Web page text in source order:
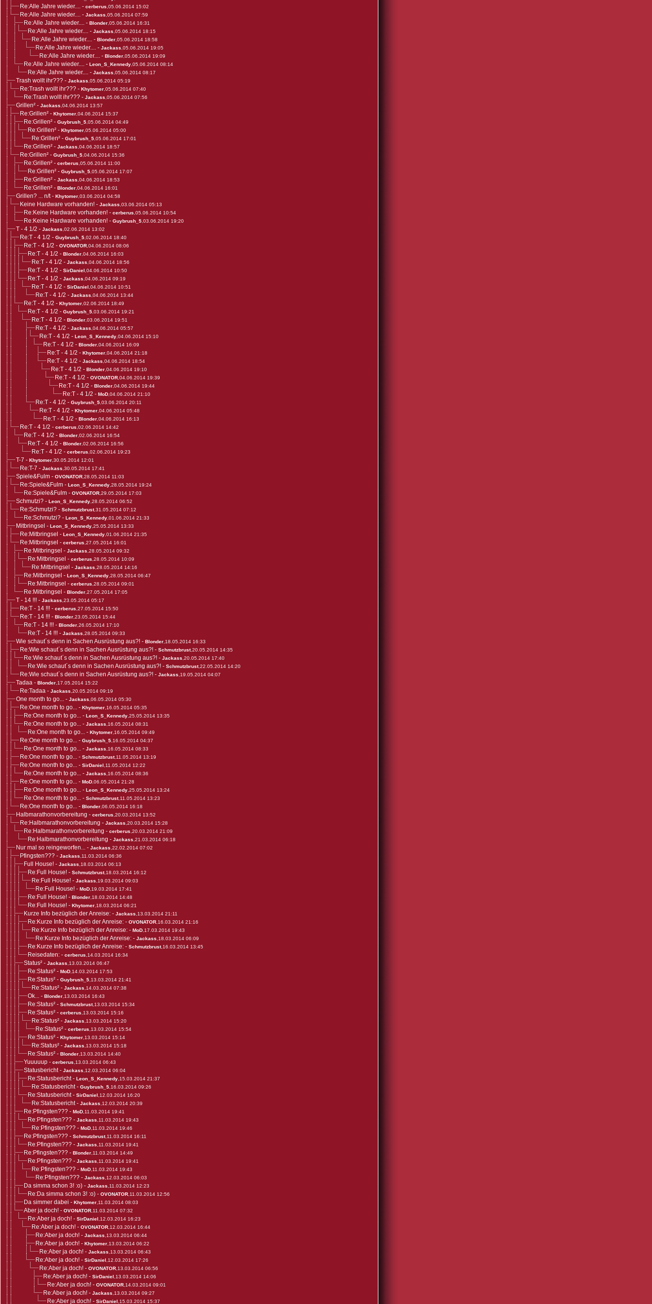
Re:Alle Jahre wieder.... - cerberus ,05.06.2014 15:02
Re:Alle Jahre wieder.... - Jackass ,05.06.2014 07:59
Re:Alle Jahre wieder.... - Blonder ,05.06.2014 16:31
Re:Alle Jahre wieder.... - Jackass ,05.06.2014 18:15
Re:Alle Jahre wieder.... - Blonder ,05.06.2014 18:58
Re:Alle Jahre wieder.... - Jackass ,05.06.2014 19:05
Re:Alle Jahre wieder.... - Blonder ,05.06.2014 19:09
Re:Alle Jahre wieder.... - Leon_S_Kennedy ,05.06.2014 08:14
Re:Alle Jahre wieder.... - Jackass ,05.06.2014 08:17
Trash wollt ihr??? - Jackass ,05.06.2014 05:19
Re:Trash wollt ihr??? - Khytomer ,05.06.2014 07:40
Re:Trash wollt ihr??? - Jackass ,05.06.2014 07:56
Grillen² - Jackass ,04.06.2014 13:57
Re:Grillen² - Khytomer ,04.06.2014 15:37
Re:Grillen² - Guybrush_5 ,05.06.2014 04:49
Re:Grillen² - Khytomer ,05.06.2014 05:00
Re:Grillen² - Guybrush_5 ,05.06.2014 17:01
Re:Grillen² - Jackass ,04.06.2014 18:57
Re:Grillen² - Guybrush_5 ,04.06.2014 15:36
Re:Grillen² - cerberus ,05.06.2014 11:00
Re:Grillen² - Guybrush_5 ,05.06.2014 17:07
Re:Grillen² - Jackass ,04.06.2014 18:53
Re:Grillen² - Blonder ,04.06.2014 16:01
Grillen? ... n/t- Khytomer ,03.06.2014 04:58
Keine Hardware vorhanden! - Jackass ,03.06.2014 05:13
Re:Keine Hardware vorhanden! - cerberus ,05.06.2014 10:54
Re:Keine Hardware vorhanden! - Guybrush_5 ,03.06.2014 19:20
T - 4 1/2 - Jackass ,02.06.2014 13:02
Re:T - 4 1/2 - Guybrush_5 ,02.06.2014 18:40
Re:T - 4 1/2 - OVONATOR ,04.06.2014 08:06
Re:T - 4 1/2 - Blonder ,04.06.2014 16:03
Re:T - 4 1/2 - Jackass ,04.06.2014 18:56
Re:T - 4 1/2 - SirDaniel ,04.06.2014 10:50
Re:T - 4 1/2 - Jackass ,04.06.2014 09:19
Re:T - 4 1/2 - SirDaniel ,04.06.2014 10:51
Re:T - 4 1/2 - Jackass ,04.06.2014 13:44
Re:T - 4 1/2 - Khytomer ,02.06.2014 18:49
Re:T - 4 1/2 - Guybrush_5 ,03.06.2014 19:21
Re:T - 4 1/2 - Blonder ,03.06.2014 19:51
Re:T - 4 1/2 - Jackass ,04.06.2014 05:57
Re:T - 4 1/2 - Leon_S_Kennedy ,04.06.2014 15:10
Re:T - 4 1/2 - Blonder ,04.06.2014 16:09
Re:T - 4 1/2 - Khytomer ,04.06.2014 21:18
Re:T - 4 1/2 - Jackass ,04.06.2014 18:54
Re:T - 4 1/2 - Blonder ,04.06.2014 19:10
Re:T - 4 1/2 - OVONATOR ,04.06.2014 19:39
Re:T - 4 1/2 - Blonder ,04.06.2014 19:44
Re:T - 4 1/2 - MoD ,04.06.2014 21:10
Re:T - 4 1/2 - Guybrush_5 ,03.06.2014 20:11
Re:T - 4 1/2 - Khytomer ,04.06.2014 05:48
Re:T - 4 1/2 - Blonder ,04.06.2014 16:13
Re:T - 4 1/2 - cerberus ,02.06.2014 14:42
Re:T - 4 1/2 - Blonder ,02.06.2014 16:54
Re:T - 4 1/2 - Blonder ,02.06.2014 16:56
Re:T - 4 1/2 - cerberus ,02.06.2014 19:23
T-7 - Khytomer ,30.05.2014 12:01
Re:T-7 - Jackass ,30.05.2014 17:41
Spiele&Fulm - OVONATOR ,28.05.2014 11:03
Re:Spiele&Fulm - Leon_S_Kennedy ,28.05.2014 19:24
Re:Spiele&Fulm - OVONATOR ,29.05.2014 17:03
Schmutzi? - Leon_S_Kennedy ,28.05.2014 06:52
Re:Schmutzi? - Schmutzbrust,31.05.2014 07:12
Re:Schmutzi? - Leon_S_Kennedy ,01.06.2014 21:33
Mitbringsel - Leon_S_Kennedy ,25.05.2014 13:33
Re:Mitbringsel - Leon_S_Kennedy ,01.06.2014 21:35
Re:Mitbringsel - cerberus ,27.05.2014 16:01
Re:Mitbringsel - Jackass ,28.05.2014 09:32
Re:Mitbringsel - cerberus ,28.05.2014 10:09
Re:Mitbringsel - Jackass ,28.05.2014 14:16
Re:Mitbringsel - Leon_S_Kennedy ,28.05.2014 06:47
Re:Mitbringsel - cerberus ,28.05.2014 09:01
Re:Mitbringsel - Blonder ,27.05.2014 17:05
T - 14 !!! - Jackass ,23.05.2014 05:17
Re:T - 14 !!! - cerberus ,27.05.2014 15:50
Re:T - 14 !!! - Blonder ,23.05.2014 15:44
Re:T - 14 !!! - Blonder ,26.05.2014 17:10
Re:T - 14 !!! - Jackass ,28.05.2014 09:33
Wie schaut´s denn in Sachen Ausrüstung aus?! - Blonder ,18.05.2014 16:33
Re:Wie schaut´s denn in Sachen Ausrüstung aus?! - Schmutzbrust,20.05.2014 14:35
Re:Wie schaut´s denn in Sachen Ausrüstung aus?! - Jackass ,20.05.2014 17:40
Re:Wie schaut´s denn in Sachen Ausrüstung aus?! - Schmutzbrust,22.05.2014 14:20
Re:Wie schaut´s denn in Sachen Ausrüstung aus?! - Jackass ,19.05.2014 04:07
Tadaa - Blonder ,17.05.2014 15:22
Re:Tadaa - Jackass ,20.05.2014 09:19
One month to go... - Jackass ,06.05.2014 05:30
Re:One month to go... - Khytomer ,16.05.2014 05:35
Re:One month to go... - Leon_S_Kennedy ,25.05.2014 13:35
Re:One month to go... - Jackass ,16.05.2014 08:31
Re:One month to go... - Khytomer ,16.05.2014 09:49
Re:One month to go... - Guybrush_5 ,16.05.2014 04:37
Re:One month to go... - Jackass ,16.05.2014 08:33
Re:One month to go... - Schmutzbrust,11.05.2014 13:19
Re:One month to go... - SirDaniel ,11.05.2014 12:22
Re:One month to go... - Jackass ,16.05.2014 08:36
Re:One month to go... - MoD ,06.05.2014 21:28
Re:One month to go... - Leon_S_Kennedy ,25.05.2014 13:24
Re:One month to go... - Schmutzbrust,11.05.2014 13:23
Re:One month to go... - Blonder ,06.05.2014 16:18
Halbmarathonvorbereitung - cerberus ,20.03.2014 13:52
Re:Halbmarathonvorbereitung - Jackass ,20.03.2014 15:28
Re:Halbmarathonvorbereitung - cerberus ,20.03.2014 21:09
Re:Halbmarathonvorbereitung - Jackass ,21.03.2014 06:18
Nur mal so reingeworfen... - Jackass ,22.02.2014 07:02
Pfingsten??? - Jackass ,11.03.2014 06:36
Full House! - Jackass ,18.03.2014 06:13
Re:Full House! - Schmutzbrust,18.03.2014 16:12
Re:Full House! - Jackass ,19.03.2014 09:03
Re:Full House! - MoD ,19.03.2014 17:41
Re:Full House! - Blonder ,18.03.2014 14:48
Re:Full House! - Khytomer ,18.03.2014 06:21
Kurze Info bezüglich der Anreise: - Jackass ,13.03.2014 21:11
Re:Kurze Info bezüglich der Anreise: - OVONATOR ,16.03.2014 21:16
Re:Kurze Info bezüglich der Anreise: - MoD ,17.03.2014 19:43
Re:Kurze Info bezüglich der Anreise: - Jackass ,18.03.2014 06:09
Re:Kurze Info bezüglich der Anreise: - Schmutzbrust,16.03.2014 13:45
Reisedaten: - cerberus ,14.03.2014 16:34
Status² - Jackass ,13.03.2014 06:47
Re:Status² - MoD ,14.03.2014 17:53
Re:Status² - Guybrush_5 ,13.03.2014 21:41
Re:Status² - Jackass ,14.03.2014 07:38
Ok... - Blonder ,13.03.2014 16:43
Re:Status² - Schmutzbrust,13.03.2014 15:34
Re:Status² - cerberus ,13.03.2014 15:16
Re:Status² - Jackass ,13.03.2014 15:20
Re:Status² - cerberus ,13.03.2014 15:54
Re:Status² - Khytomer ,13.03.2014 15:14
Re:Status² - Jackass ,13.03.2014 15:18
Re:Status² - Blonder ,13.03.2014 14:40
Yuuuuup - cerberus ,13.03.2014 06:43
Statusbericht- Jackass ,12.03.2014 06:04
Re:Statusbericht- Leon_S_Kennedy ,15.03.2014 21:37
Re:Statusbericht- Guybrush_5 ,16.03.2014 09:26
Re:Statusbericht- SirDaniel ,12.03.2014 16:20
Re:Statusbericht- Jackass ,12.03.2014 20:39
Re:Pfingsten??? - MoD ,11.03.2014 19:41
Re:Pfingsten??? - Jackass ,11.03.2014 19:43
Re:Pfingsten??? - MoD ,11.03.2014 19:46
Re:Pfingsten??? - Schmutzbrust,11.03.2014 16:11
Re:Pfingsten??? - Jackass ,11.03.2014 19:41
Re:Pfingsten??? - Blonder ,11.03.2014 14:49
Re:Pfingsten??? - Jackass ,11.03.2014 19:41
Re:Pfingsten??? - MoD ,11.03.2014 19:43
Re:Pfingsten??? - Jackass ,12.03.2014 06:03
Da simma schon 3! :o) - Jackass ,11.03.2014 12:23
Re:Da simma schon 3! :o) - OVONATOR ,11.03.2014 12:56
Da simmer dabei - Khytomer ,11.03.2014 08:03
Aber ja doch! - OVONATOR ,11.03.2014 07:32
Re:Aber ja doch! - SirDaniel ,12.03.2014 16:23
Re:Aber ja doch! - OVONATOR ,12.03.2014 16:44
Re:Aber ja doch! - Jackass ,13.03.2014 06:44
Re:Aber ja doch! - Khytomer ,13.03.2014 06:22
Re:Aber ja doch! - Jackass ,13.03.2014 06:43
Re:Aber ja doch! - SirDaniel ,12.03.2014 17:26
Re:Aber ja doch! - OVONATOR ,13.03.2014 06:56
Re:Aber ja doch! - SirDaniel ,13.03.2014 14:06
Re:Aber ja doch! - OVONATOR ,14.03.2014 09:01
Re:Aber ja doch! - Jackass ,13.03.2014 09:27
Re:Aber ja doch! - SirDaniel ,15.03.2014 15:37